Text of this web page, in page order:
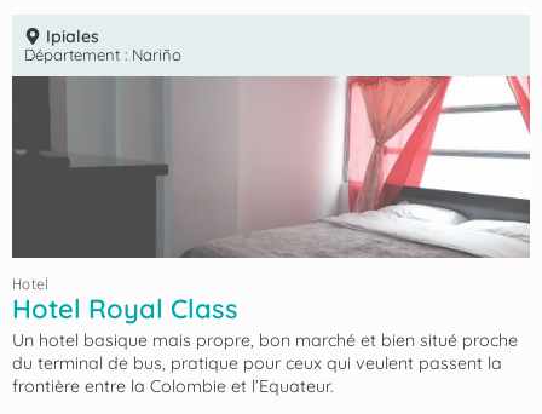
Ipiales
Département : Nariño
Hotel
Hotel Royal Class
Un hotel basique mais propre, bon marché et bien situé proche
du terminal de bus, pratique pour ceux qui veulent passent la
frontière entre la Colombie et l’Equateur.